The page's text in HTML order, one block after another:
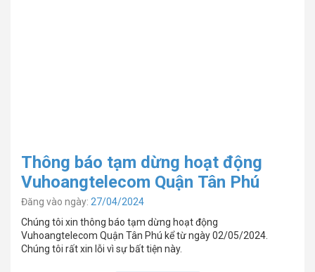
Thông báo tạm dừng hoạt động
Vuhoangtelecom Quận Tân Phú
Đăng vào ngày: 27/04/2024
Chúng tôi xin thông báo tạm dừng hoạt động
Vuhoangtelecom Quận Tân Phú kể từ ngày 02/05/2024.
Chúng tôi rất xin lỗi vì sự bất tiện này.